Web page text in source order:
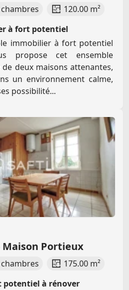
120.00 m²
à fort potentiel
immobilier à fort potentiel
propose cet ensemble
deux maisons attenantes,
un environnement calme,
possibilité...
Maison Portieux
175.00 m²
potentiel à rénover